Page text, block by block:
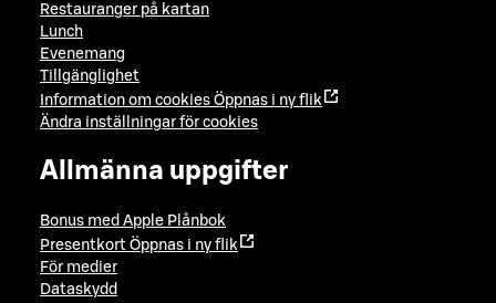
Restauranger på kartan
Lunch
Evenemang
Tillgänglighet
Information om cookies Öppnas i ny flik
Ändra inställningar för cookies
Allmänna uppgifter
Bonus med Apple Plånbok
Presentkort Öppnas i ny flik
För medier
Dataskydd